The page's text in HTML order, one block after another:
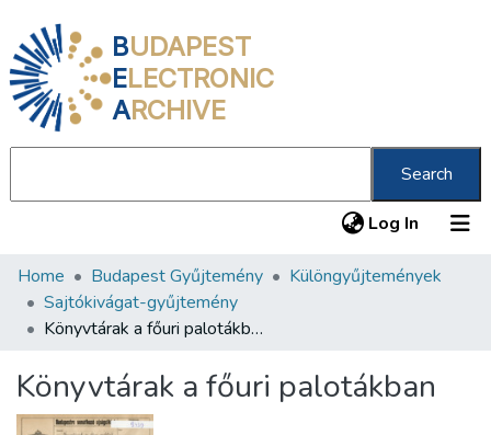
BUDAPEST
ELECTRONIC
ARCHIVE
Search
Log In (current)
Communities & Collections
All of DSpace
About us
Home Budapest Gyűjtemény
Különgyűjtemények
Sajtókivágat-gyűjtemény
Könyvtárak a főuri palotákban
Könyvtárak a főuri palotákban